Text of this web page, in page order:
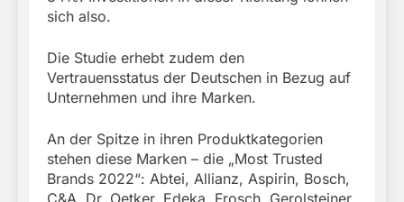
sich also.
Die Studie erhebt zudem den
Vertrauensstatus der Deutschen in Bezug auf
Unternehmen und ihre Marken.
An der Spitze in ihren Produktkategorien
stehen diese Marken – die „Most Trusted
Brands 2022“: Abtei, Allianz, Aspirin, Bosch,